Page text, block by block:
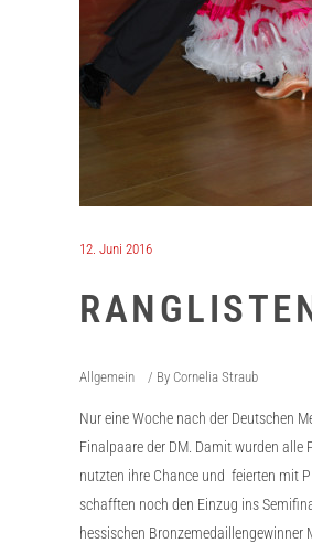
12. Juni 2016
Allgemein By Cornelia Straub
Nur eine Woche nach der Deutschen
Finalpaare der DM. Damit wurden alle
nutzten ihre Chance und feierten mit
schafften noch den Einzug ins
hessischen